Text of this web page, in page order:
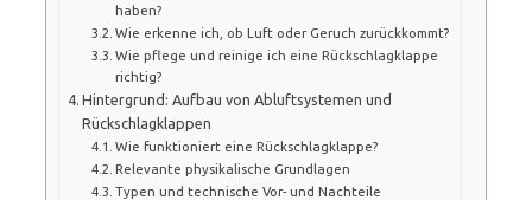
haben?
Wie erkenne ich, ob Luft oder Geruch zurückkommt?
Wie pflege und reinige ich eine Rückschlagklappe
richtig?
Hintergrund: Aufbau von Abluftsystemen und
Rückschlagklappen
Wie funktioniert eine Rückschlagklappe?
Relevante physikalische Grundlagen
Typen und technische Vor- und Nachteile